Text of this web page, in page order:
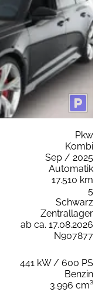
Pkw
Kombi
Sep / 2025
Automatik
17.510 km
5
Schwarz
Zentrallager
ab ca. 17.08.2026
N907877
441 kW / 600 PS
Benzin
3.996 cm³